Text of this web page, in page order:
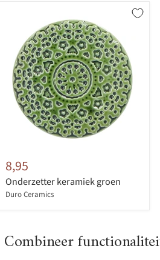
8,95
Onderzetter keramiek groen
Duro Ceramics
Combineer